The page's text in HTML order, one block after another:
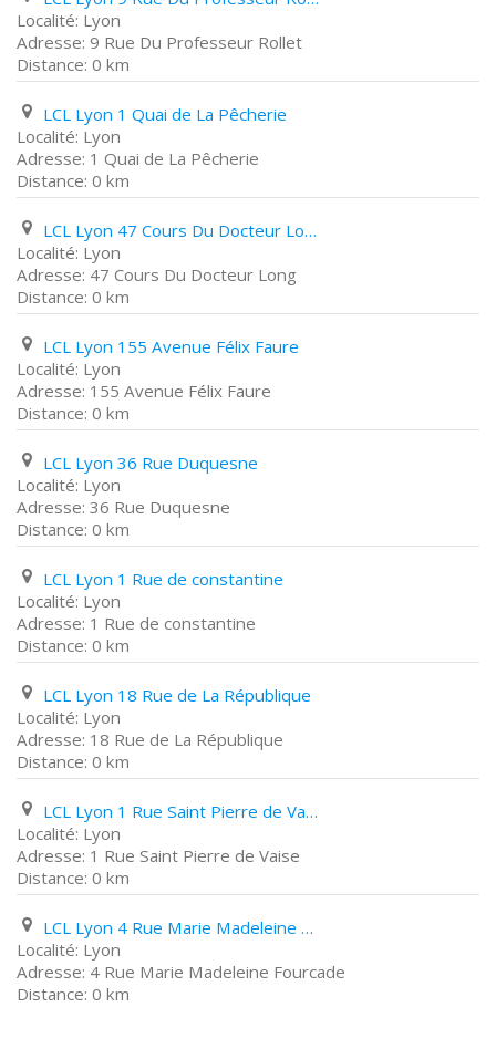
Lyon
9 Rue Du Professeur Rollet
0 km
LCL Lyon 1 Quai de La Pêcherie
Lyon
1 Quai de La Pêcherie
0 km
LCL Lyon 47 Cours Du Docteur Long
Lyon
47 Cours Du Docteur Long
0 km
LCL Lyon 155 Avenue Félix Faure
Lyon
155 Avenue Félix Faure
0 km
LCL Lyon 36 Rue Duquesne
Lyon
36 Rue Duquesne
0 km
LCL Lyon 1 Rue de constantine
Lyon
1 Rue de constantine
0 km
LCL Lyon 18 Rue de La République
Lyon
18 Rue de La République
0 km
LCL Lyon 1 Rue Saint Pierre de Vaise
Lyon
1 Rue Saint Pierre de Vaise
0 km
LCL Lyon 4 Rue Marie Madeleine Fourcade
Lyon
4 Rue Marie Madeleine Fourcade
0 km